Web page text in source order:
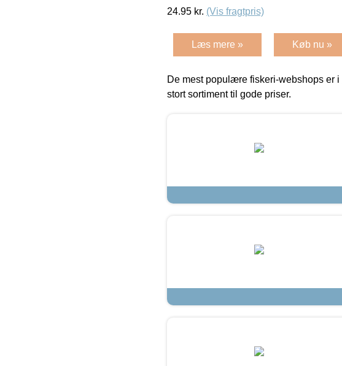
24.95 kr. (Vis fragtpris)
Læs mere » Køb nu »
De mest populære fiskeri-webshops er
stort sortiment til gode priser.